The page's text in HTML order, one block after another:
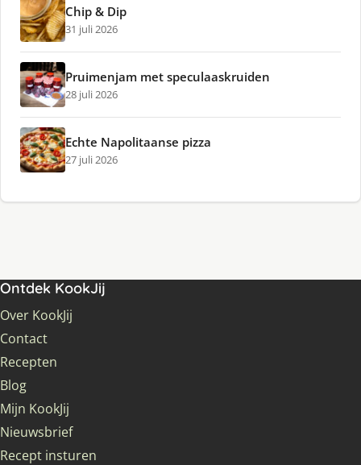
Chip & Dip
31 juli 2026
Pruimenjam met speculaaskruiden
28 juli 2026
Echte Napolitaanse pizza
27 juli 2026
Ontdek KookJij
Over KookJij
Contact
Recepten
Blog
Mijn KookJij
Nieuwsbrief
Recept insturen